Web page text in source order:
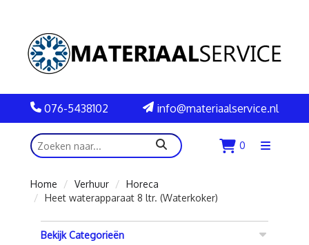
076-5438102 info@materiaalservice.nl
zoeken 0
Menu
Home
Verhuur
Horeca
Heet waterapparaat 8 ltr. (Waterkoker)
Bekijk Categorieën